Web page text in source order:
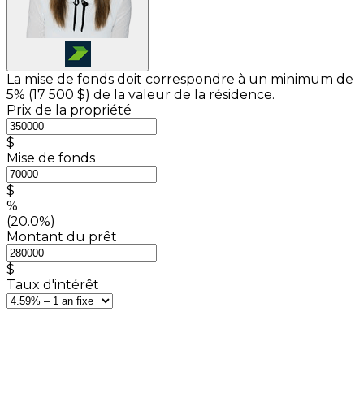
La mise de fonds doit correspondre à un minimum de
5% (17 500 $) de la valeur de la résidence.
Prix de la propriété
$
Mise de fonds
$
%
(20.0%)
Montant du prêt
$
Taux d'intérêt